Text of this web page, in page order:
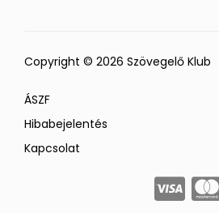
Copyright © 2026 Szövegelő Klub
ÁSZF
Hibabejelentés
Kapcsolat